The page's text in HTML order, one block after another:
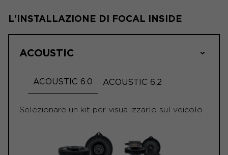
L'INSTALLAZIONE DI FOCAL INSIDE
ACOUSTIC
ACOUSTIC 6.0 ACOUSTIC 6.2
Selezionare un kit per visualizzarlo sul veicolo